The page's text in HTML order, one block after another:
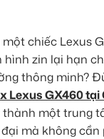
chiếc Lexus
zin lại hạn
thông minh?
Lexus GX460 tại
một trung
mà không